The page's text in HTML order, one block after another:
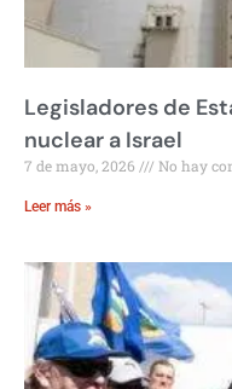
Legisladores de
nuclear a Israel
7 de mayo, 2026 No hay
Leer más »